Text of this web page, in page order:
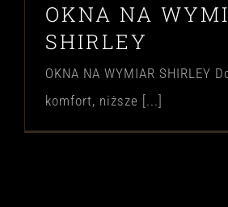
OKNA NA
SHIRLEY
OKNA NA WYMIAR SHIRLEY
komfort, niższe [...]